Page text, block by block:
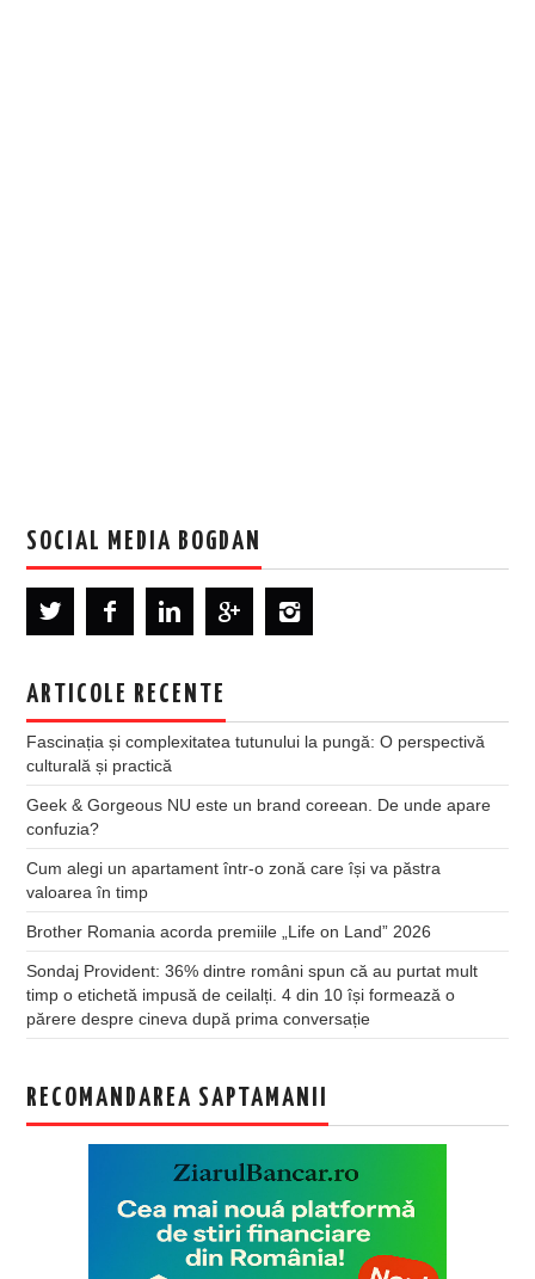
SOCIAL MEDIA BOGDAN
ARTICOLE RECENTE
Fascinația și complexitatea tutunului la pungă: O perspectivă
culturală și practică
Geek & Gorgeous NU este un brand coreean. De unde apare
confuzia?
Cum alegi un apartament într-o zonă care își va păstra
valoarea în timp
Brother Romania acorda premiile „Life on Land” 2026
Sondaj Provident: 36% dintre români spun că au purtat mult
timp o etichetă impusă de ceilalți. 4 din 10 își formează o
părere despre cineva după prima conversație
RECOMANDAREA SAPTAMANII